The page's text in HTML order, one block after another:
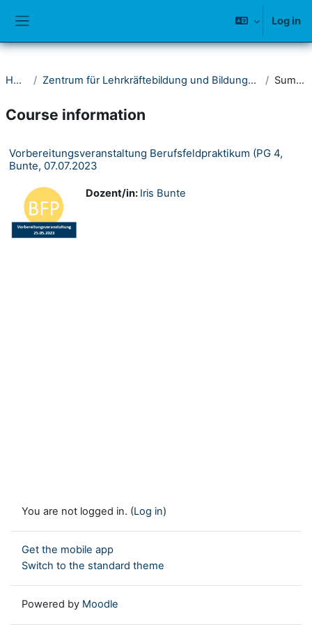
Log in
Home Zentrum für Lehrkräftebildung und Bildungsforschung (ZLB) Summary
Course information
Vorbereitungsveranstaltung Berufsfeldpraktikum (PG 4,
Bunte, 07.07.2023
Dozent/in: Iris Bunte
You are not logged in. (Log in)
Get the mobile app
Switch to the standard theme
Powered by Moodle